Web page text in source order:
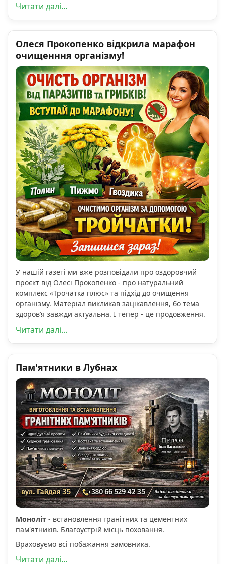
Читати далі...
Олеся Прокопенко відкрила марафон
очищенння організму!
У нашій газеті ми вже розповідали про оздоровчий
проєкт від Олесі Прокопенко - про натуральний
комплекс «Трочатка плюс» та підхід до очищення
організму. Матеріал викликав зацікавлення, бо тема
здоров’я завжди актуальна. І тепер - це продовження.
Читати далі...
Пам'ятники в Лубнах
Моноліт - встановлення гранітних та цементних
пам'ятників. Благоустрій місць поховання.
Враховуємо всі побажання замовника.
Читати далі...